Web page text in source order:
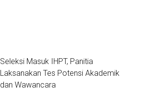
Seleksi Masuk IHPT, Panitia
Laksanakan Tes Potensi Akademik
dan Wawancara